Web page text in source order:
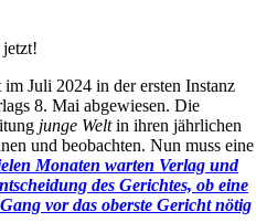
jetzt!
Juli 2024 in der ersten Instanz
8. Mai abgewiesen. Die
junge Weltin ihren jährlichen
und beobachten. Nun muss eine
Monaten warten Verlag und
des Gerichtes, ob eine
vor das oberste Gericht nötig